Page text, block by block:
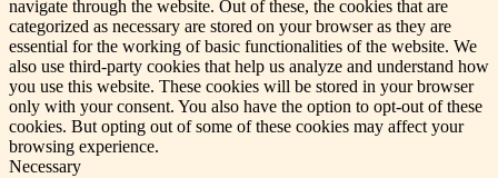
navigate through the website. Out of these, the cookies that are
categorized as necessary are stored on your browser as they are
essential for the working of basic functionalities of the website. We
also use third-party cookies that help us analyze and understand how
you use this website. These cookies will be stored in your browser
only with your consent. You also have the option to opt-out of these
cookies. But opting out of some of these cookies may affect your
browsing experience.
Necessary